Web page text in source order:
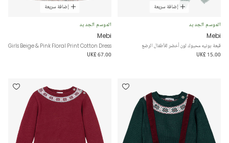
إضافة سريعة
الموسم الجديد
Mebi
قبعة بونيه محبوك لون أخضر للأطفال الرضع
UK£ 15.00
إضافة سريعة
الموسم الجديد
Mebi
Girls Beige & Pink Floral Print Cotton Dress
UK£ 67.00